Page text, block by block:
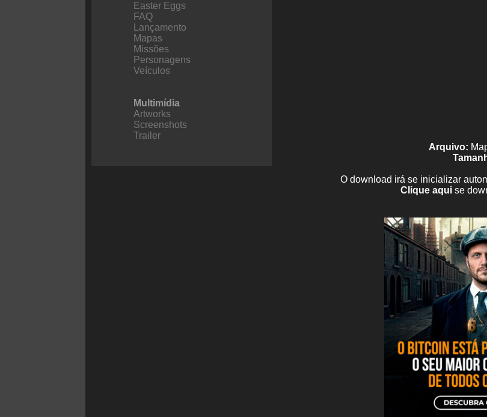
Easter Eggs
FAQ
Lançamento
Mapas
Missões
Personagens
Veículos
Multimídia
Artworks
Screenshots
Trailer
Arquivo:
O download irá se inicializar
Clique aquise